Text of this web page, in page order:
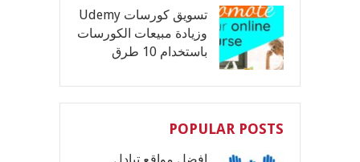
تسويق كورسات Udemy
وزيادة مبيعات الكورسات
باستخدام 10 طرق
POPULAR POSTS